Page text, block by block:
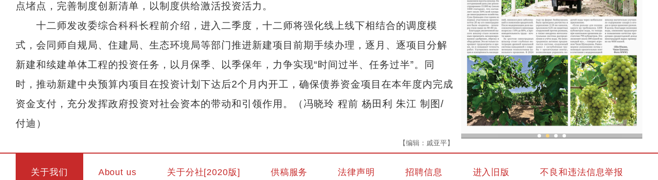
点堵点，完善制度创新清单，以制度供给激活投资活力。
十二师发改委综合科科长程前介绍，进入二季度，十二师将强化线上线下相结合的调度模
式，会同师自规局、住建局、生态环境局等部门推进新建项目前期手续办理，逐月、逐项目分解
新建和续建单体工程的投资任务，以月保季、以季保年，力争实现“时间过半、任务过半”。同
时，推动新建中央预算内项目在投资计划下达后2个月内开工，确保债券资金项目在本年度内完成
资金支付，充分发挥政府投资对社会资本的带动和引领作用。（冯晓玲 程前 杨田利 朱江 制图/
付迪）
【编辑：戚亚平】
“兵团造”内镶贴片式滴灌带设备出口中亚
关于我们 About us 关于分社[2020版] 供稿服务 法律声明 招聘信息 进入旧版 不良和违法信息举报